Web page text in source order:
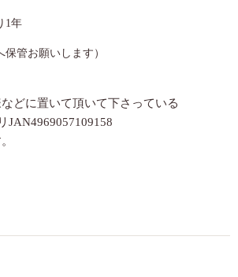
1年
保管お願いします）
どに置いて頂いて下さっている
JAN4969057109158